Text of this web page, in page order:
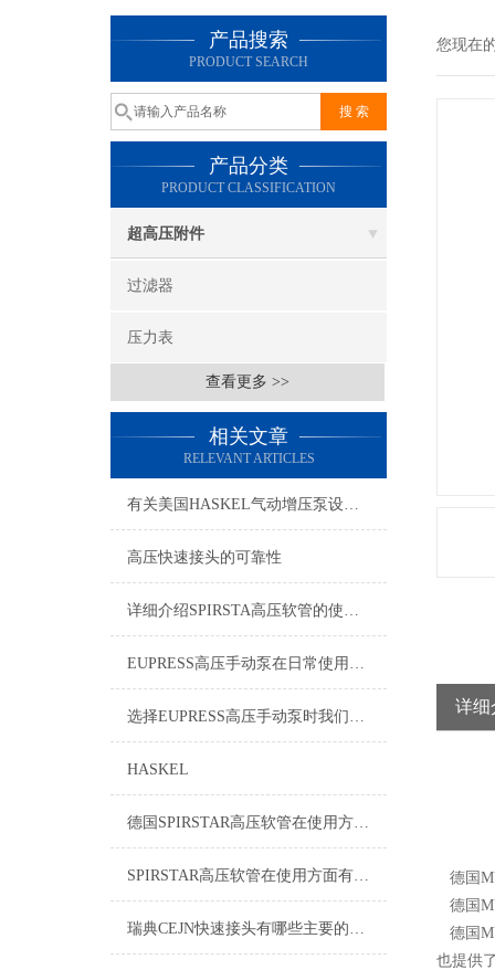
产品搜索
PRODUCT SEARCH
产品分类
PRODUCT CLASSIFICATION
超高压附件
过滤器
压力表
查看更多 >>
相关文章
RELEVANT ARTICLES
有关美国HASKEL气动增压泵设备的特点你有什么看法？
高压快速接头的可靠性
详细介绍SPIRSTA高压软管的使用要求与连接要求
EUPRESS高压手动泵在日常使用方面有什么要领
选择EUPRESS高压手动泵时我们应该考虑什么呢？
HASKEL
德国SPIRSTAR高压软管在使用方面还是有事项的
SPIRSTAR高压软管在使用方面有什么事项呢？
瑞典CEJN快速接头有哪些主要的优势呢？
您现在
详细
德国
德国
德国
也提供